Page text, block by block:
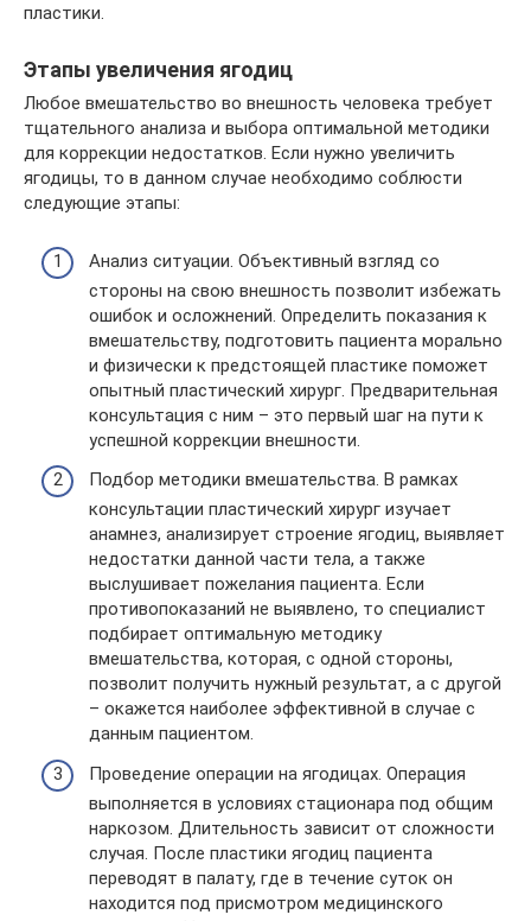
пластики.
Этапы увеличения ягодиц
Любое вмешательство во внешность человека требует
тщательного анализа и выбора оптимальной методики
для коррекции недостатков. Если нужно увеличить
ягодицы, то в данном случае необходимо соблюсти
следующие этапы:
Анализ ситуации. Объективный взгляд со
стороны на свою внешность позволит избежать
ошибок и осложнений. Определить показания к
вмешательству, подготовить пациента морально
и физически к предстоящей пластике поможет
опытный пластический хирург. Предварительная
консультация с ним – это первый шаг на пути к
успешной коррекции внешности.
Подбор методики вмешательства. В рамках
консультации пластический хирург изучает
анамнез, анализирует строение ягодиц, выявляет
недостатки данной части тела, а также
выслушивает пожелания пациента. Если
противопоказаний не выявлено, то специалист
подбирает оптимальную методику
вмешательства, которая, с одной стороны,
позволит получить нужный результат, а с другой
– окажется наиболее эффективной в случае с
данным пациентом.
Проведение операции на ягодицах. Операция
выполняется в условиях стационара под общим
наркозом. Длительность зависит от сложности
случая. После пластики ягодиц пациента
переводят в палату, где в течение суток он
находится под присмотром медицинского